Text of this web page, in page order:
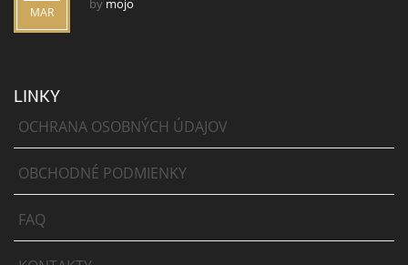
MAR
by mojo
LINKY
OCHRANA OSOBNÝCH ÚDAJOV
OBCHODNÉ PODMIENKY
FAQ